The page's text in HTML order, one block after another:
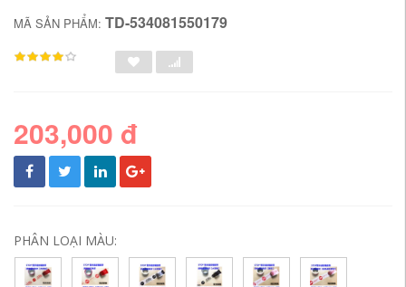
MÃ SẢN PHẨM: TD-534081550179
203,000 đ
PHÂN LOẠI MÀU: